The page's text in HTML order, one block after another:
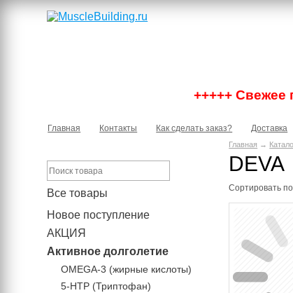
+++++ Свежее
Главная Контакты Как сделать заказ? Доставка
Главная →
DEVA
Сортировать
Все товары
Новое поступление
АКЦИЯ
Активное долголетие
OMEGA-3 (жирные кислоты)
5-HTP (Триптофан)